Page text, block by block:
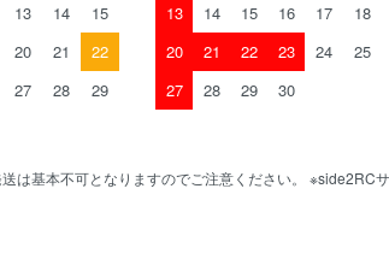
13 14
15
20 21
22
27 28
29
13
14 15 16 17 18
20
21 22 23 24 25
27
28 29 30
は基本不可となりますのでご注意ください。 ※side2RC